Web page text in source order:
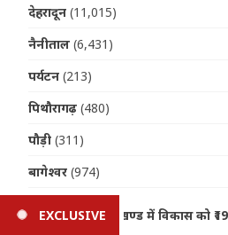
देहरादून (11,015)
नैनीताल (6,431)
पर्यटन (213)
पिथौरागढ़ (480)
पौड़ी (311)
बागेश्वर (974)
EXCLUSIVE
मुख्यमंत्री धामी ने दी बड़ी वित्तीय मंजूरी